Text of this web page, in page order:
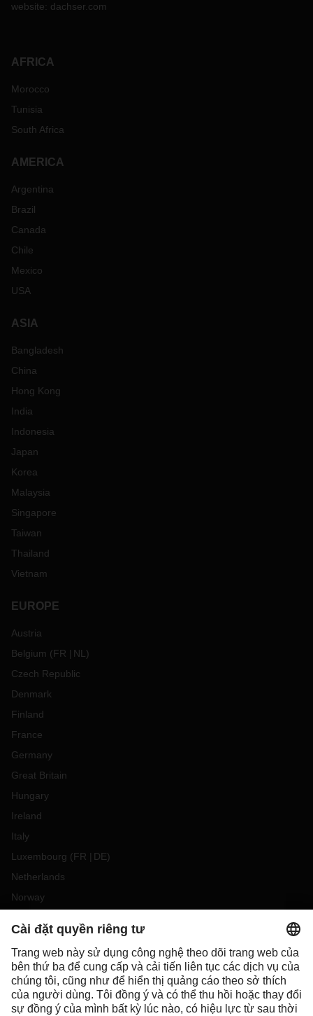
website: dachser.com
AFRICA
Morocco
Tunisia
South Africa
AMERICA
Argentina
Brazil
Canada
Chile
Mexico
USA
ASIA
Bangladesh
China
Hong Kong
India
Indonesia
Japan
Korea
Malaysia
Singapore
Taiwan
Thailand
Vietnam
EUROPE
Austria
Belgium (FR NL)
Czech Republic
Denmark
Finland
France
Germany
Great Britain
Hungary
Ireland
Italy
Luxembourg (FR DE)
Netherlands
Norway
Portugal
Romania
Slovakia
Spain